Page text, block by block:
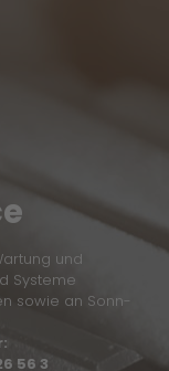
und
Systeme
sowie an Sonn-
56 3